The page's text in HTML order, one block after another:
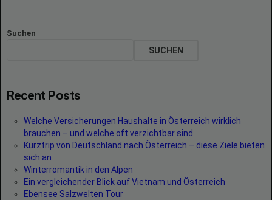
Suchen
SUCHEN
Recent Posts
Welche Versicherungen Haushalte in Österreich wirklich
brauchen – und welche oft verzichtbar sind
Kurztrip von Deutschland nach Österreich – diese Ziele bieten
sich an
Winterromantik in den Alpen
Ein vergleichender Blick auf Vietnam und Österreich
Ebensee Salzwelten Tour